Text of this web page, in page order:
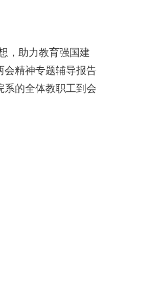
，助力教育强国建
会精神专题辅导报告
系的全体教职工到会